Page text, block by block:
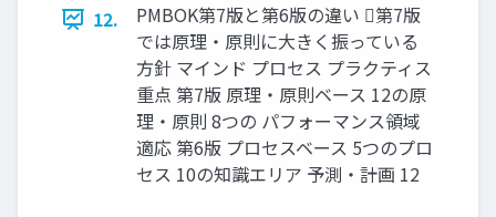
12.
PMBOK第7版と第6版の違い 第7版
では原理・原則に大きく振っている
方針 マインド プロセス プラクティス
重点 第7版 原理・原則ベース 12の原
理・原則 8つの パフォーマンス領域
適応 第6版 プロセスベース 5つのプロ
セス 10の知識エリア 予測・計画 12